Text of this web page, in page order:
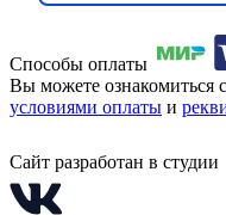
Способы оплаты
Вы можете ознакомиться с
условиями оплаты и
Сайт разработан в студии